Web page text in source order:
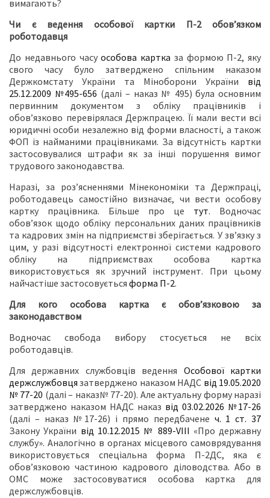
вимагають?
Чи є ведення особової картки П-2 обов’язком
роботодавця
До недавнього часуособова картка за формою П-2, яку
свого часу було затверджено спільним наказом
Держкомстату України та Міноборони України від
25.12.2009 №495-656 (далі – наказ № 495) була основним
первинним документом з обліку працівників і
обов’язково перевірялася Держпрацею. Її мали вести всі
юридичні особи незалежно від форми власності, а також
ФОП із найманими працівниками. За відсутність картки
застосовувалися штрафи як за інші порушення вимог
трудового законодавства.
Наразі, за роз’ясненнями Мінекономіки та Держпраці,
роботодавець самостійно визначає, чи вести особову
картку працівника. Більше про це тут. Водночас
обов’язок щодо обліку персональних даних працівників
та кадрових змін на підприємстві зберігається. У зв’язку з
цим, у разі відсутності електронної системи кадрового
обліку на підприємствах особова картка
використовується як зручний інструмент. При цьому
найчастіше застосовується форма П-2.
Для кого особова картка є обов’язковою за
законодавством
Водночас свобода вибору стосується не всіх
роботодавців.
Для державних службовців ведення Особової картки
держслужбовця затверджено наказом НАДС від 19.05.2020
№ 77-20 (далі – наказ№ 77-20). Але актуальну форму наразі
затверджено наказом НАДС наказ від 03.02.2026 №17-26
(далі – наказ №17-26) і прямо передбачене ч. 1 ст. 37
Закону України від 10.12.2015 № 889-VIII «Про державну
службу». Аналогічно в органах місцевого самоврядування
використовується спеціальна форма П-2ДС, яка є
обов’язковою частиною кадрового діловодства. Або в
ОМС може застосовуватися особова картка для
держслужбовців.